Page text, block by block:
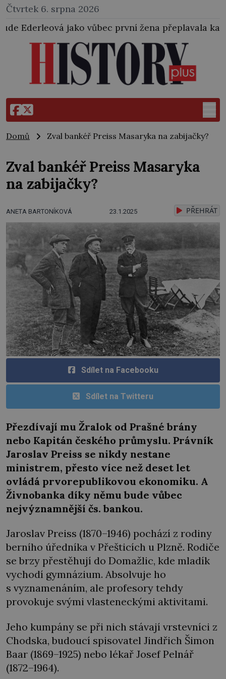
Čtvrtek 6. srpna 2026
první žena přeplavala kanál La Manche.
Domů Zval bankéř Preiss Masaryka na zabijačky?
Zval bankéř Preiss Masaryka
na zabijačky?
ANETA BARTONÍKOVÁ 23.1.2025 PŘEHRÁT
Sdílet na Facebooku
Sdílet na Twitteru
Přezdívají mu Žralok od Prašné brány
nebo Kapitán českého průmyslu. Právník
Jaroslav Preiss se nikdy nestane
ministrem, přesto více než deset let
ovládá prvorepublikovou ekonomiku. A
Živnobanka díky němu bude vůbec
nejvýznamnější čs. bankou.
Jaroslav Preiss (1870–1946) pochází z rodiny
berního úředníka v Přešticích u Plzně. Rodiče
se brzy přestěhují do Domažlic, kde mladík
vychodí gymnázium. Absolvuje ho
s vyznamenáním, ale profesory tehdy
provokuje svými vlasteneckými aktivitami.
Jeho kumpány se při nich stávají vrstevníci z
Chodska, budoucí spisovatel Jindřich Šimon
Baar (1869–1925) nebo lékař Josef Pelnář
(1872–1964).